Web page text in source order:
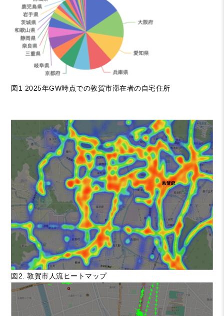
図1 2025年GW時点での敦賀市滞在者の自宅住所
図2. 敦賀市人流ヒートマップ